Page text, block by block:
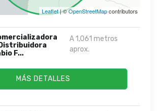
Leaflet| ©OpenStreetMapcontributors
F...
A 1,061 metros
aprox.
MÁS DETALLES